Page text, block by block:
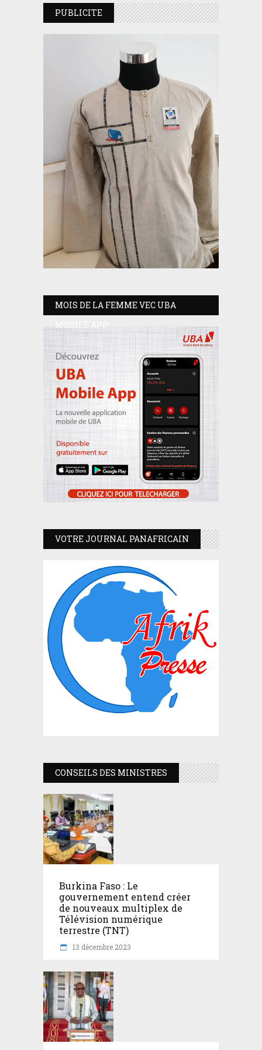
PUBLICITE
MOIS DE LA FEMME VEC UBA
MOBILE APP
VOTRE JOURNAL PANAFRICAIN
CONSEILS DES MINISTRES
Burkina Faso : Le
gouvernement entend créer
de nouveaux multiplex de
Télévision numérique
terrestre (TNT)
13 décembre 2023